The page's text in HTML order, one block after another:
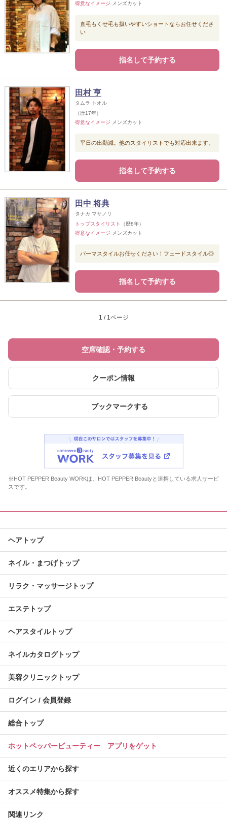
得意なイメージ メンズカット
直毛もくせ毛も扱いやすいショートならお任せくださ
い
指名して予約する
田村 亨
タムラ トオル
（歴17年）
得意なイメージ メンズカット
平日の出勤減。他のスタイリストでも対応出来ます。
指名して予約する
田中 将典
タナカ マサノリ
トップスタイリスト
（歴8年）
得意なイメージ メンズカット
パーマスタイルお任せください！フェードスタイル◎
指名して予約する
1 / 1ページ
空席確認・予約する
クーポン情報
ブックマークする
※HOT PEPPER Beauty WORKは、HOT PEPPER Beautyと連携している求人サービ
スです。
ヘアトップ
ネイル・まつげトップ
リラク・マッサージトップ
エステトップ
ヘアスタイルトップ
ネイルカタログトップ
美容クリニックトップ
ログイン / 会員登録
総合トップ
ホットペッパービューティー アプリをゲット
近くのエリアから探す
オススメ特集から探す
関連リンク